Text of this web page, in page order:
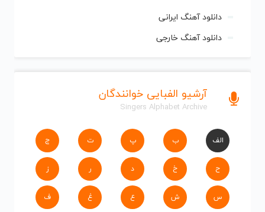
دانلود آهنگ ایرانی
دانلود آهنگ خارجی
آرشیو الفبایی خوانندگان
Singers Alphabet Archive
الف ب پ ت ج
ح خ د ر ز
س ش ع غ ف